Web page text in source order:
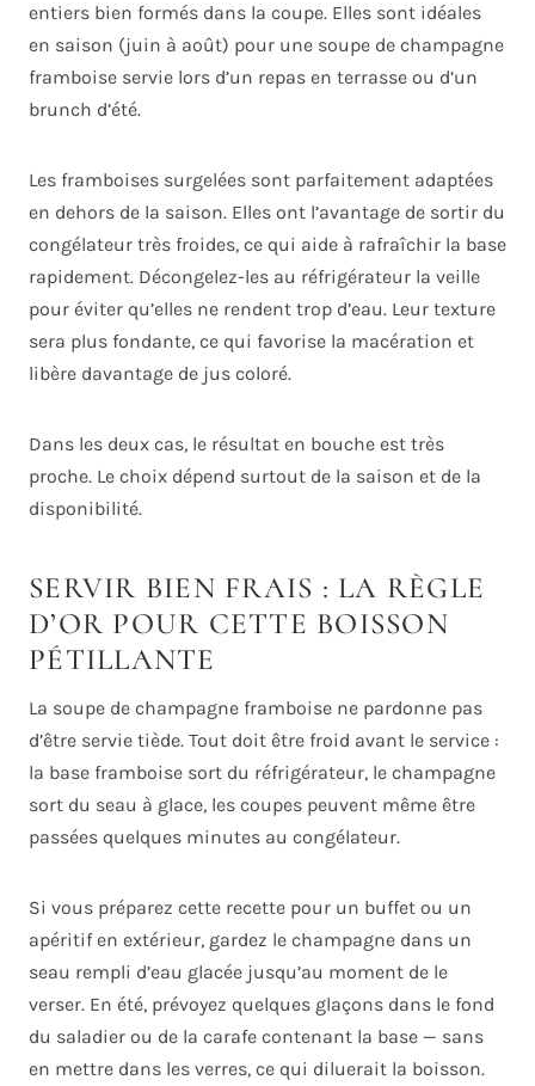
entiers bien formés dans la coupe. Elles sont idéales
en saison (juin à août) pour une soupe de champagne
framboise servie lors d’un repas en terrasse ou d’un
brunch d’été.
Les framboises surgelées sont parfaitement adaptées
en dehors de la saison. Elles ont l’avantage de sortir du
congélateur très froides, ce qui aide à rafraîchir la base
rapidement. Décongelez-les au réfrigérateur la veille
pour éviter qu’elles ne rendent trop d’eau. Leur texture
sera plus fondante, ce qui favorise la macération et
libère davantage de jus coloré.
Dans les deux cas, le résultat en bouche est très
proche. Le choix dépend surtout de la saison et de la
disponibilité.
SERVIR BIEN FRAIS : LA RÈGLE
D’OR POUR CETTE BOISSON
PÉTILLANTE
La soupe de champagne framboise ne pardonne pas
d’être servie tiède. Tout doit être froid avant le service :
la base framboise sort du réfrigérateur, le champagne
sort du seau à glace, les coupes peuvent même être
passées quelques minutes au congélateur.
Si vous préparez cette recette pour un buffet ou un
apéritif en extérieur, gardez le champagne dans un
seau rempli d’eau glacée jusqu’au moment de le
verser. En été, prévoyez quelques glaçons dans le fond
du saladier ou de la carafe contenant la base — sans
en mettre dans les verres, ce qui diluerait la boisson.